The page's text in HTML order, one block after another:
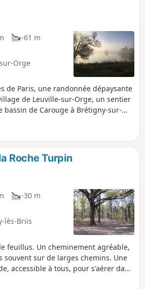
-61 m
Orge
de Paris, une randonnée dépaysante
de Leuville-sur-Orge, un sentier
bassin de Carouge à Brétigny-sur-
Roche Turpin
-30 m
lès-Briis
feuillus. Un cheminement agréable,
souvent sur de larges chemins. Une
accessible à tous, pour s'aérer dans